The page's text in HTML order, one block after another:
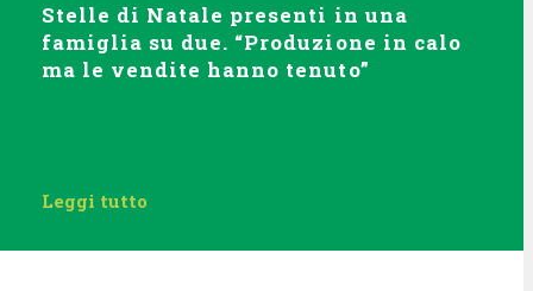
Stelle di Natale presenti in una
famiglia su due. “Produzione in calo
ma le vendite hanno tenuto”
Leggi tutto